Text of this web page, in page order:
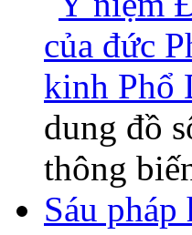
dung đồ
thông
Sáu